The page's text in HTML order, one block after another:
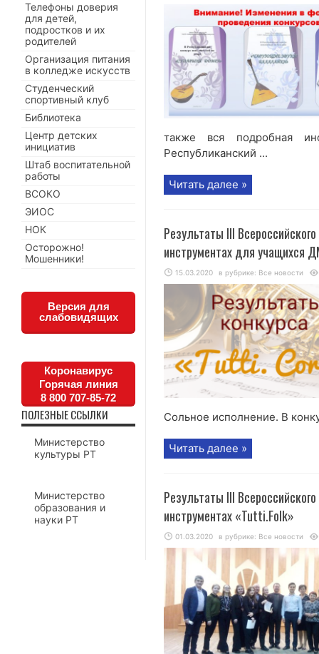
также вся подробная
Республиканский ...
Читать далее »
Результаты III
инструментах для учащихся
15.03.2020 в рубрике: Все новости
Сольное исполнение. В
Читать далее »
Результаты III
инструментах «Tutti.Folk»
01.03.2020 в рубрике: Все новости
Телефоны доверия
для детей,
подростков и их
родителей
Организация питания
в колледже искусств
Студенческий
спортивный клуб
Библиотека
Центр детских
инициатив
Штаб воспитательной
работы
ВСОКО
ЭИОС
НОК
Осторожно!
Мошенники!
Версия для
слабовидящих
Коронавирус
Горячая линия
8 800 707-85-72
ПОЛЕЗНЫЕ ССЫЛКИ
Министерство
культуры РТ
Министерство
образования и
науки РТ